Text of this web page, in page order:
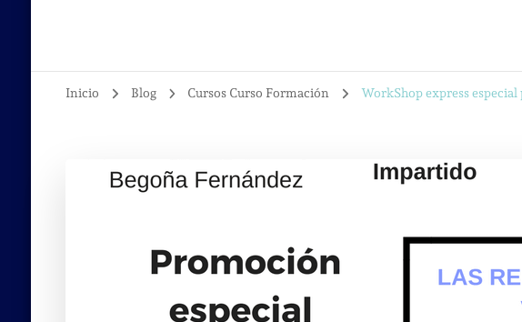
Inicio Blog Cursos Curso Formación WorkShop express